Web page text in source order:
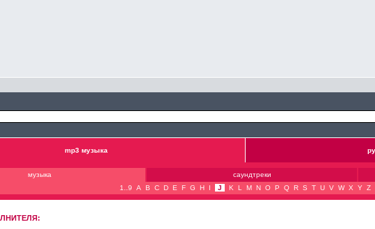
mp3 музыка
музыка саундтреки
1..9
A B C D E F G H I J K L M N O P Q R S T U V W X Y Z